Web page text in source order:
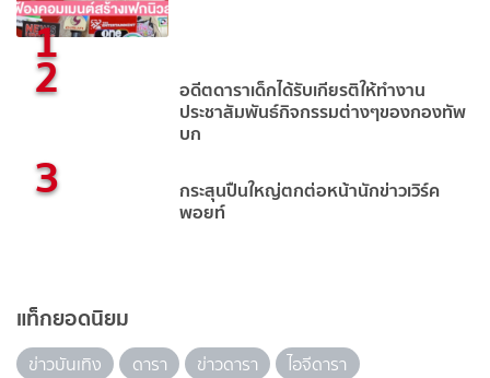
1
2 อดีตดาราเด็กได้รับเกียรติให้ทำงาน
ประชาสัมพันธ์กิจกรรมต่างๆของกองทัพ
บก
3 กระสุนปืนใหญ่ตกต่อหน้านักข่าวเวิร์ค
พอยท์
แท็กยอดนิยม
ข่าวบันเทิง ดารา ข่าวดารา
ไอจีดารา